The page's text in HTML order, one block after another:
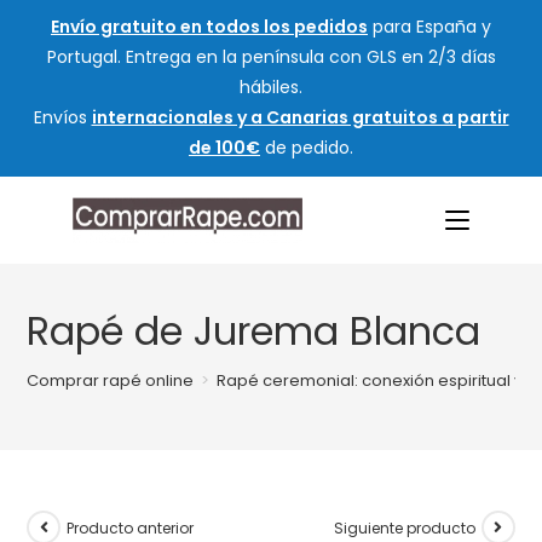
Envío gratuito en todos los pedidos para España y
Portugal. Entrega en la península con GLS en 2/3 días
hábiles.
Envíos internacionales y a Canarias gratuitos a partir
de 100€ de pedido.
Rapé de Jurema Blanca
Comprar rapé online > Rapé ceremonial: conexión espiritual y
Producto anterior Siguiente producto